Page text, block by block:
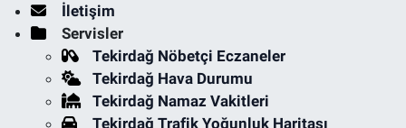
İletişim
Servisler
Tekirdağ Nöbetçi Eczaneler
Tekirdağ Hava Durumu
Tekirdağ Namaz Vakitleri
Tekirdağ Trafik Yoğunluk Haritası